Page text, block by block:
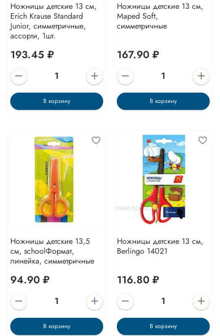
Ножницы детские 13 см,
Erich Krause Standard
Junior, симметричные,
ассорти, 1шт.
193.45 ₽
В корзину
Ножницы детские 13 см,
Maped Soft,
симметричные
167.90 ₽
В корзину
Ножницы детские 13,5
см, schoolФормат,
линейка, симметричные
94.90 ₽
В корзину
Ножницы детские 13 см,
Berlingo 14021
116.80 ₽
В корзину